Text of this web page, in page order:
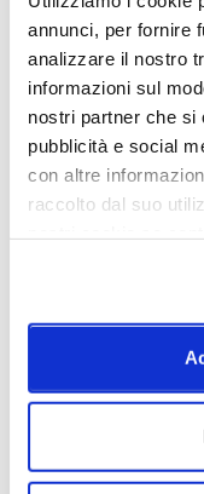
annunci, per fornire
analizzare il nostro
informazioni sul
nostri partner che si
pubblicità e social
con altre
raccolto dal suo
Dimensione e
H. 418mm - H. max.
topLED CRI 90 | 220-
Caratteristiche
Cod.Art.
CA092DWHWDI
On/Off
20